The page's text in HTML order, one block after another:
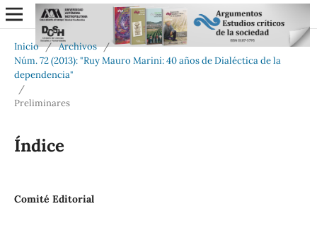
Inicio / Archivos /
Núm. 72 (2013): "Ruy Mauro Marini: 40 años de Dialéctica de la
dependencia"
/
Preliminares
Índice
Comité Editorial